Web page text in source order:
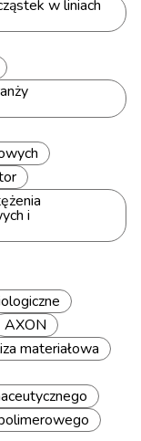
w liniach
i
AXON
materiałowa